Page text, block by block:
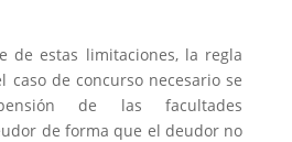
de estas limitaciones, la regla
caso de concurso necesario se
de las facultades
de forma que el deudor no